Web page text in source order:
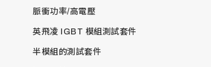
脈衝功率/高電壓
英飛凌 IGBT 模組測試套件
半模組的測試套件